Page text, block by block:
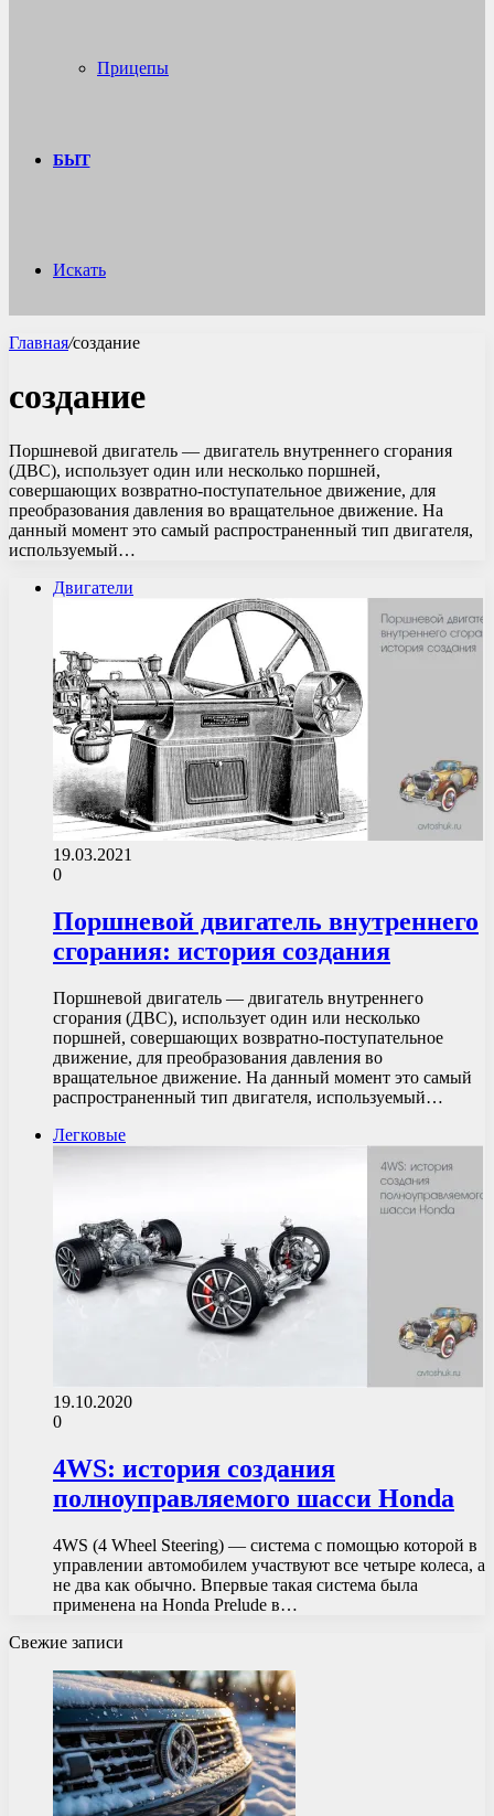
Прицепы
БЫТ
Искать
Главная/создание
создание
Поршневой двигатель — двигатель внутреннего сгорания
(ДВС), использует один или несколько поршней,
совершающих возвратно-поступательное движение, для
преобразования давления во вращательное движение. На
данный момент это самый распространенный тип двигателя,
используемый…
Двигатели
19.03.2021
0
Поршневой двигатель внутреннего
сгорания: история создания
Поршневой двигатель — двигатель внутреннего
сгорания (ДВС), использует один или несколько
поршней, совершающих возвратно-поступательное
движение, для преобразования давления во
вращательное движение. На данный момент это самый
распространенный тип двигателя, используемый…
Легковые
19.10.2020
0
4WS: история создания
полноуправляемого шасси Honda
4WS (4 Wheel Steering) — система с помощью которой в
управлении автомобилем участвуют все четыре колеса, а
не два как обычно. Впервые такая система была
применена на Honda Prelude в…
Свежие записи